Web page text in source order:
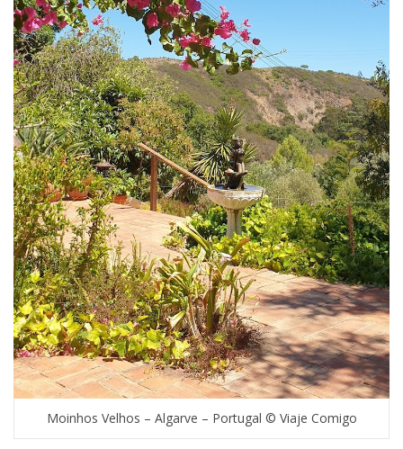
Moinhos Velhos – Algarve – Portugal © Viaje Comigo